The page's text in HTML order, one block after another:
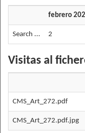
febrero
Search ... 2
Visitas al
CMS_Art_272.pdf
CMS_Art_272.pdf.jpg